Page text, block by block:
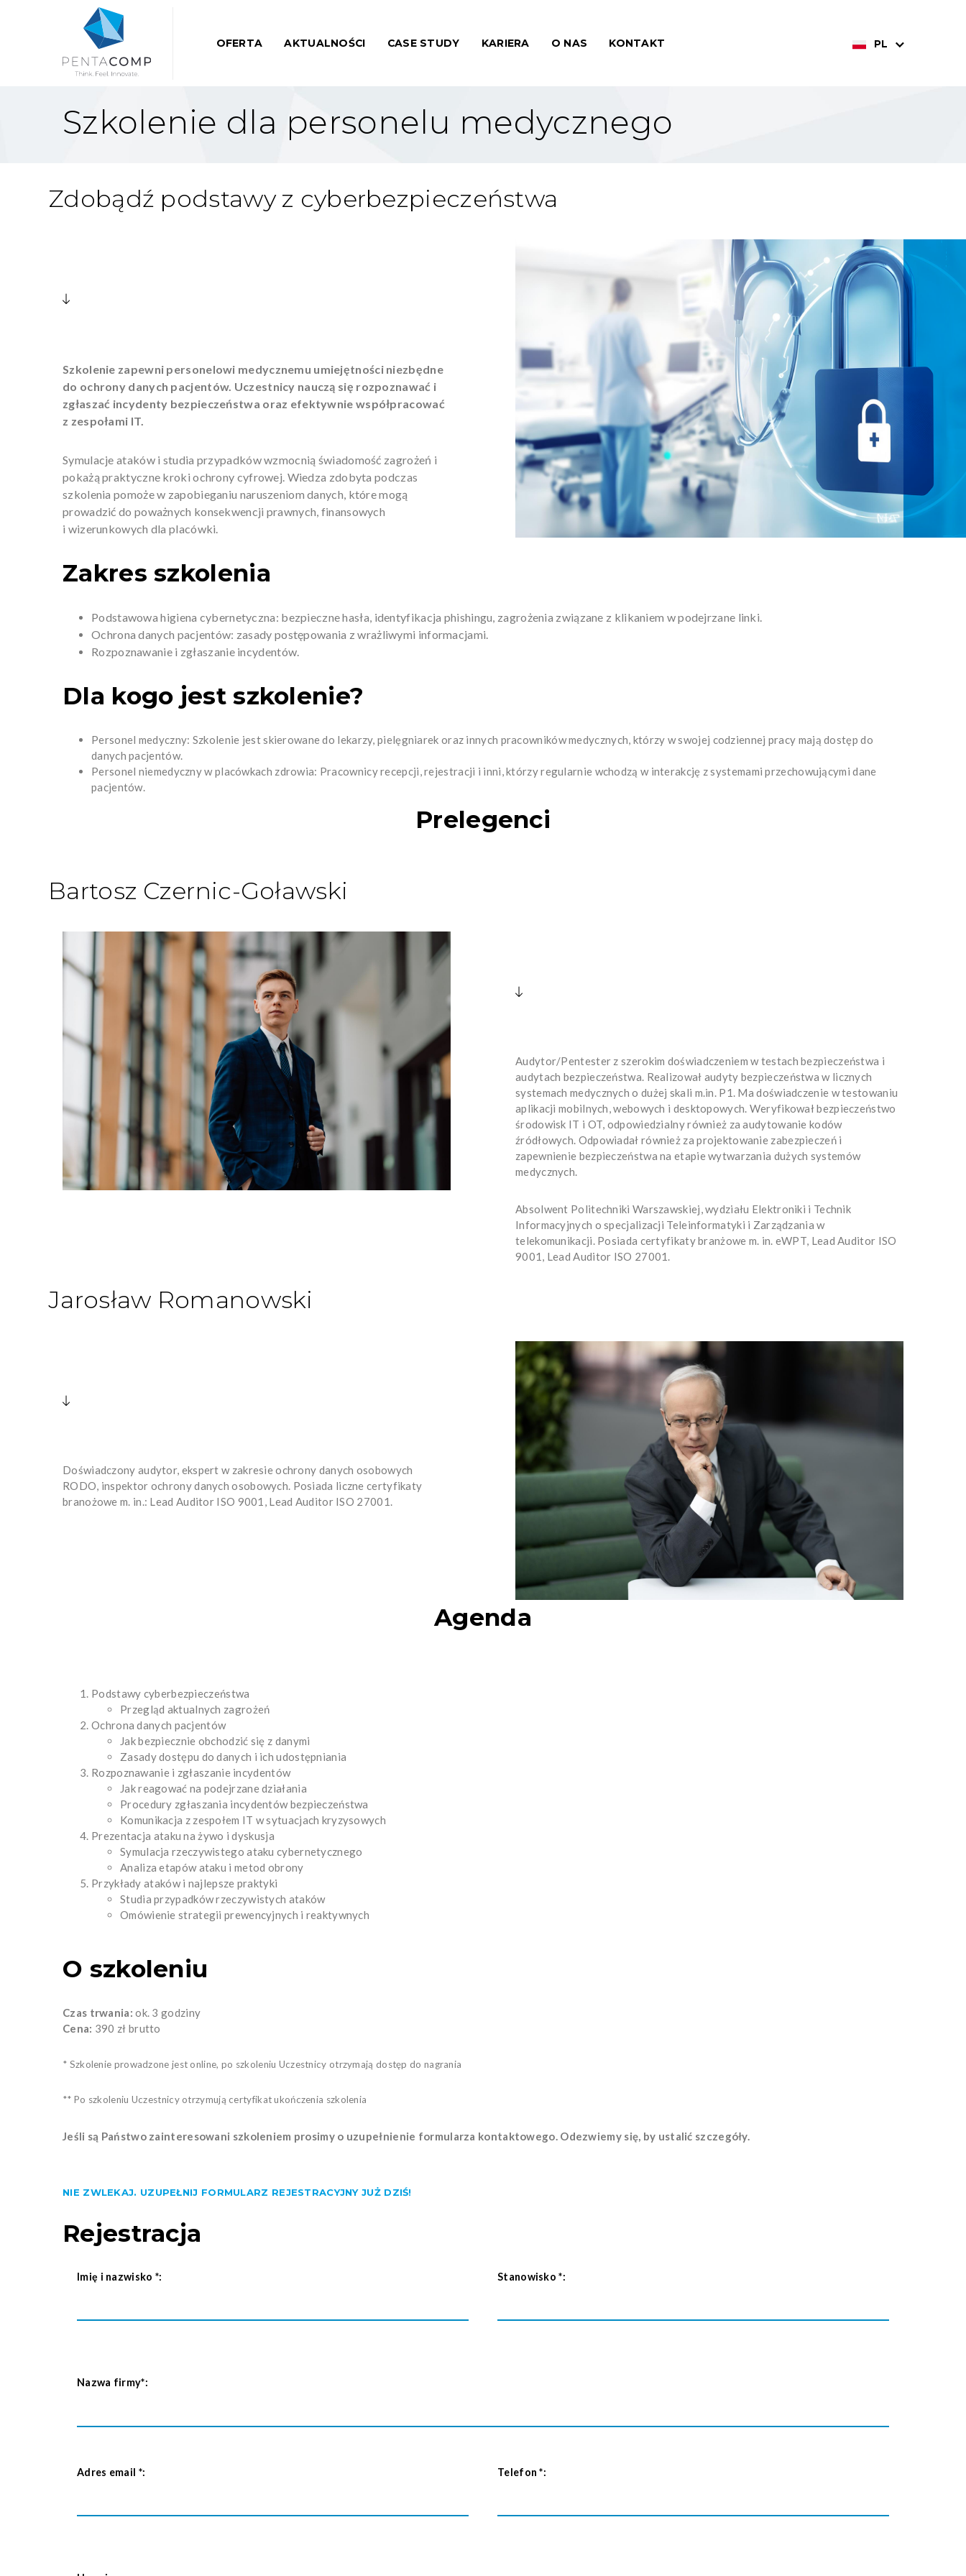
OFERTA AKTUALNOŚCI CASE STUDY KARIERA O NAS KONTAKT PL
Szkolenie dla personelu medycznego
Zdobądź podstawy z cyberbezpieczeństwa
Szkolenie zapewni personelowi medycznemu umiejętności niezbędne
do ochrony danych pacjentów. Uczestnicy nauczą się rozpoznawać i
zgłaszać incydenty bezpieczeństwa oraz efektywnie współpracować
z zespołami IT.
Symulacje ataków i studia przypadków wzmocnią świadomość zagrożeń i
pokażą praktyczne kroki ochrony cyfrowej. Wiedza zdobyta podczas
szkolenia pomoże w zapobieganiu naruszeniom danych, które mogą
prowadzić do poważnych konsekwencji prawnych, finansowych
i wizerunkowych dla placówki.
Zakres szkolenia
Podstawowa higiena cybernetyczna: bezpieczne hasła, identyfikacja phishingu, zagrożenia związane z klikaniem w podejrzane linki.
Ochrona danych pacjentów: zasady postępowania z wrażliwymi informacjami.
Rozpoznawanie i zgłaszanie incydentów.
Dla kogo jest szkolenie?
Personel medyczny: Szkolenie jest skierowane do lekarzy, pielęgniarek oraz innych pracowników medycznych, którzy w swojej codziennej pracy mają dostęp do
danych pacjentów.
Personel niemedyczny w placówkach zdrowia: Pracownicy recepcji, rejestracji i inni, którzy regularnie wchodzą w interakcję z systemami przechowującymi dane
pacjentów.
Prelegenci
Bartosz Czernic-Goławski
Audytor/Pentester z szerokim doświadczeniem w testach bezpieczeństwa i
audytach bezpieczeństwa. Realizował audyty bezpieczeństwa w licznych
systemach medycznych o dużej skali m.in. P1. Ma doświadczenie w testowaniu
aplikacji mobilnych, webowych i desktopowych. Weryfikował bezpieczeństwo
środowisk IT i OT, odpowiedzialny również za audytowanie kodów
źródłowych. Odpowiadał również za projektowanie zabezpieczeń i
zapewnienie bezpieczeństwa na etapie wytwarzania dużych systemów
medycznych.
Absolwent Politechniki Warszawskiej, wydziału Elektroniki i Technik
Informacyjnych o specjalizacji Teleinformatyki i Zarządzania w
telekomunikacji. Posiada certyfikaty branżowe m. in. eWPT, Lead Auditor ISO
9001, Lead Auditor ISO 27001.
Jarosław Romanowski
Doświadczony audytor, ekspert w zakresie ochrony danych osobowych
RODO, inspektor ochrony danych osobowych. Posiada liczne certyfikaty
branożowe m. in.: Lead Auditor ISO 9001, Lead Auditor ISO 27001.
Agenda
Podstawy cyberbezpieczeństwa
Przegląd aktualnych zagrożeń
Ochrona danych pacjentów
Jak bezpiecznie obchodzić się z danymi
Zasady dostępu do danych i ich udostępniania
Rozpoznawanie i zgłaszanie incydentów
Jak reagować na podejrzane działania
Procedury zgłaszania incydentów bezpieczeństwa
Komunikacja z zespołem IT w sytuacjach kryzysowych
Prezentacja ataku na żywo i dyskusja
Symulacja rzeczywistego ataku cybernetycznego
Analiza etapów ataku i metod obrony
Przykłady ataków i najlepsze praktyki
Studia przypadków rzeczywistych ataków
Omówienie strategii prewencyjnych i reaktywnych
O szkoleniu
Czas trwania: ok. 3 godziny
Cena: 390 zł brutto
* Szkolenie prowadzone jest online, po szkoleniu Uczestnicy otrzymają dostęp do nagrania
** Po szkoleniu Uczestnicy otrzymują certyfikat ukończenia szkolenia
Jeśli są Państwo zainteresowani szkoleniem prosimy o uzupełnienie formularza kontaktowego. Odezwiemy się, by ustalić szczegóły.
NIE ZWLEKAJ. UZUPEŁNIJ FORMULARZ REJESTRACYJNY JUŻ DZIŚ!
Rejestracja
Imię i nazwisko *: Stanowisko*:
Nazwa firmy*:
Adres email *: Telefon*: